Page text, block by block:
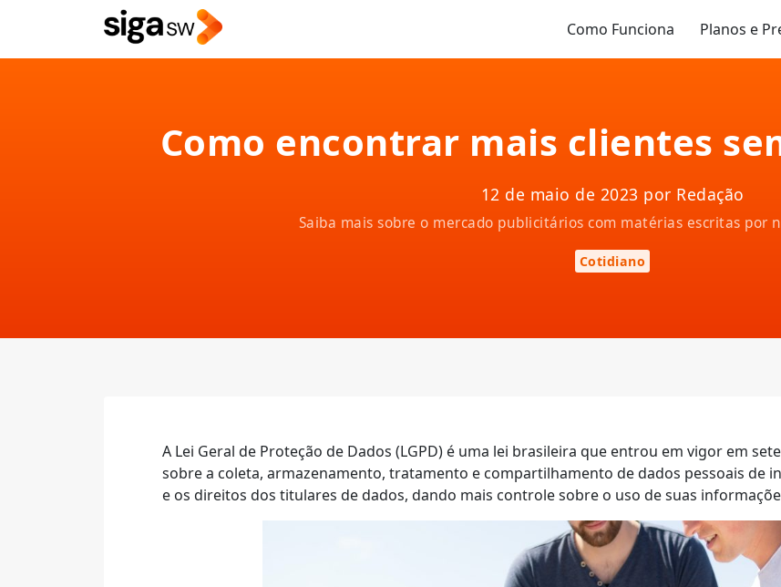
Como Funciona Planos e
Como encontrar mais clientes
12 de maio de 2023 por Redação
Saiba mais sobre o mercado publicitários com matérias escritas por
Cotidiano
A Lei Geral de Proteção de Dados (LGPD) é uma lei brasileira que entrou em vigor em
sobre a coleta, armazenamento, tratamento e compartilhamento de dados pessoais de
e os direitos dos titulares de dados, dando mais controle sobre o uso de suas